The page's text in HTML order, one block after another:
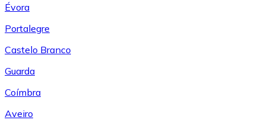
Évora
Portalegre
Castelo Branco
Guarda
Coímbra
Aveiro